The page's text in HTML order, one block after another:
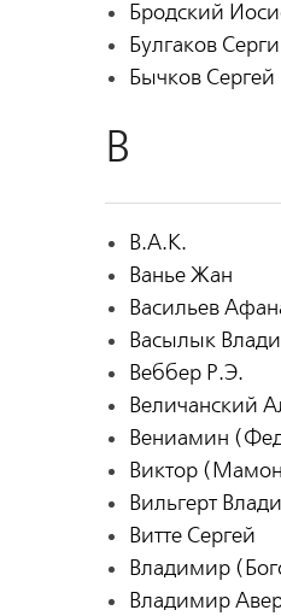
Бродский
Булгаков
Бычков Сергей
В
В.А.К.
Ванье Жан
Васильев
Васылык
Веббер Р.Э.
Величанский
Вениамин
Виктор
Вильгерт
Витте Сергей
Владимир
Владимир